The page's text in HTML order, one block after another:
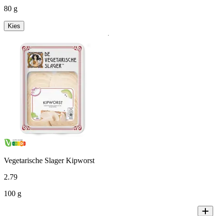
80 g
Kies
Vegetarische Slager Kipworst
2.79
100 g